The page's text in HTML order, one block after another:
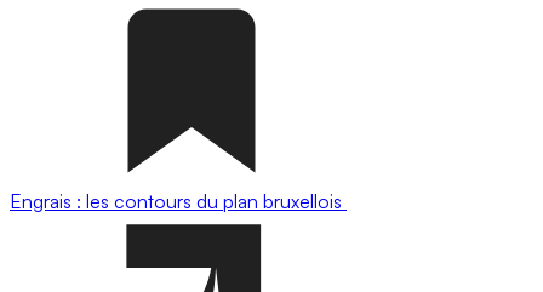
Engrais : les contours du plan bruxellois